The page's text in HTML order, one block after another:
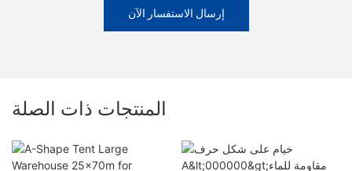
إرسال الاستفسار الآن
المنتجات ذات الصلة